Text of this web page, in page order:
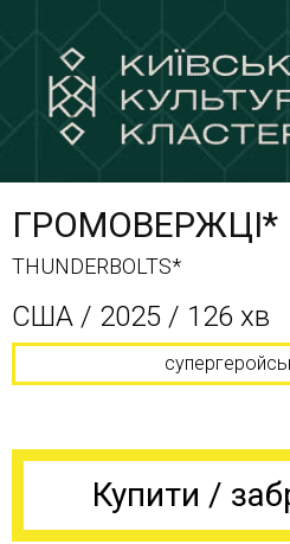
ГРОМОВЕРЖЦІ*
THUNDERBOLTS*
CША / 2025 / 126 хв
Купити /